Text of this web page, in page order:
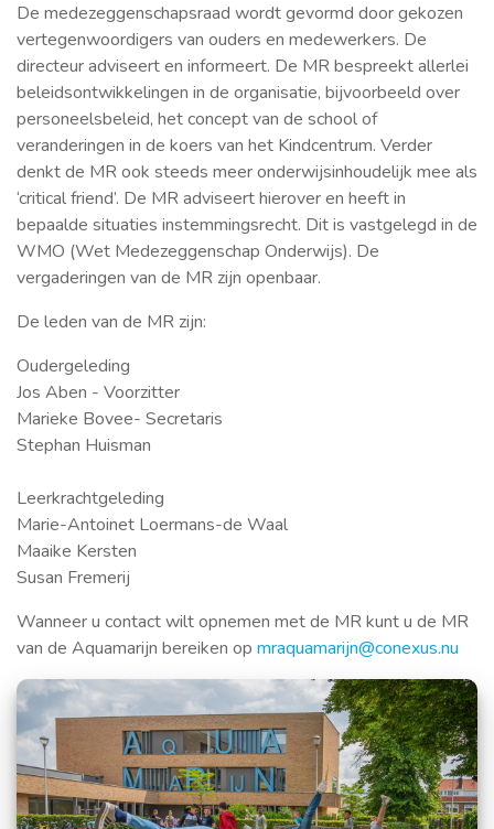
De medezeggenschapsraad wordt gevormd door gekozen
vertegenwoordigers van ouders en medewerkers. De
directeur adviseert en informeert. De MR bespreekt allerlei
beleidsontwikkelingen in de organisatie, bijvoorbeeld over
personeelsbeleid, het concept van de school of
veranderingen in de koers van het Kindcentrum. Verder
denkt de MR ook steeds meer onderwijsinhoudelijk mee als
‘critical friend’. De MR adviseert hierover en heeft in
bepaalde situaties instemmingsrecht. Dit is vastgelegd in de
WMO (Wet Medezeggenschap Onderwijs). De
vergaderingen van de MR zijn openbaar.
De leden van de MR zijn:
Oudergeleding
Jos Aben - Voorzitter
Marieke Bovee- Secretaris
Stephan Huisman
Leerkrachtgeleding
Marie-Antoinet Loermans-de Waal
Maaike Kersten
Susan Fremerij
Wanneer u contact wilt opnemen met de MR kunt u de MR
van de Aquamarijn bereiken op mraquamarijn@conexus.nu